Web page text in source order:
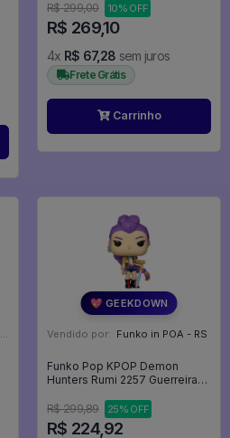
R$ 299,00
10% OFF
R$ 269,10
4x R$ 67,28 sem juros
Frete Grátis
Carrinho
💖 GEEKDOWN
Vendido por: Funko in POA - RS
Funko Pop KPOP Demon
Hunters Rumi 2257 Guerreiras
R$ 299,89
25% OFF
R$ 224,92